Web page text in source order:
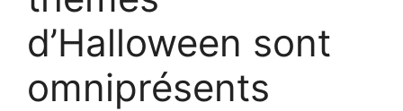
d’Halloween sont
omniprésents